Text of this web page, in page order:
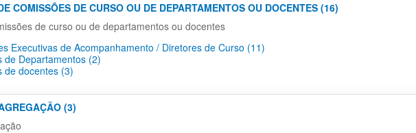
COMISSÕES DE CURSO OU DE DEPARTAMENTOS OU DOCENTES (16)
de curso ou de departamentos ou docentes
Executivas de Acompanhamento / Diretores de Curso (11)
de Departamentos​ (2)
de docentes​ (3)
(3)